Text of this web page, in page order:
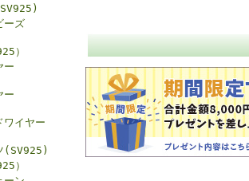
ーズ
）
ー
ー
ワイヤー
(SV925)
）